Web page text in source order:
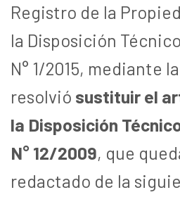
Registro de la
la Disposición
N° 1/2015, mediante
resolvió sustituir el
la Disposición
N° 12/2009, que
redactado de la